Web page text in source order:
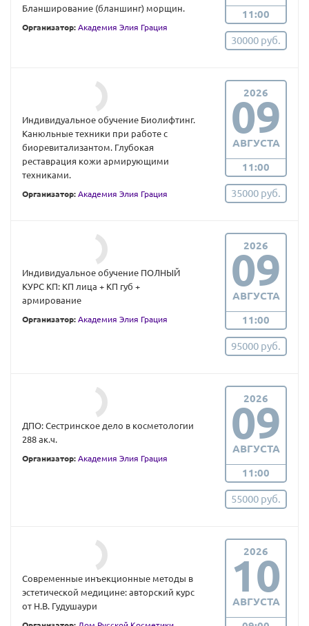
Бланширование (бланшинг) морщин.
Организатор: Академия Элия Грация
11:00
30000 руб.
Индивидуальное обучение Биолифтинг.
Канюльные техники при работе с
биоревитализантом. Глубокая
реставрация кожи армирующими
техниками.
Организатор: Академия Элия Грация
2026
09
АВГУСТА
11:00
35000 руб.
Индивидуальное обучение ПОЛНЫЙ
КУРС КП: КП лица + КП губ +
армирование
Организатор: Академия Элия Грация
2026
09
АВГУСТА
11:00
95000 руб.
ДПО: Сестринское дело в косметологии
288 ак.ч.
Организатор: Академия Элия Грация
2026
09
АВГУСТА
11:00
55000 руб.
Современные инъекционные методы в
эстетической медицине: авторский курс
от Н.В. Гудушаури
2026
10
АВГУСТА